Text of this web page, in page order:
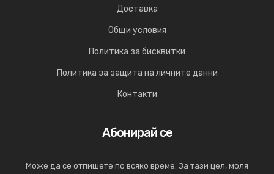
Доставка
Общи условия
Политика за бисквитки
Политика за защита на личните данни
Контакти
Абонирай се
Може да се отпишете по всяко време. За тази цел, моля